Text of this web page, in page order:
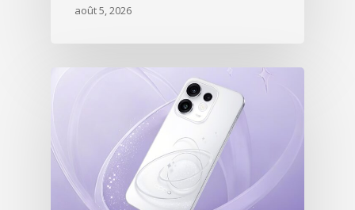
août 5, 2026